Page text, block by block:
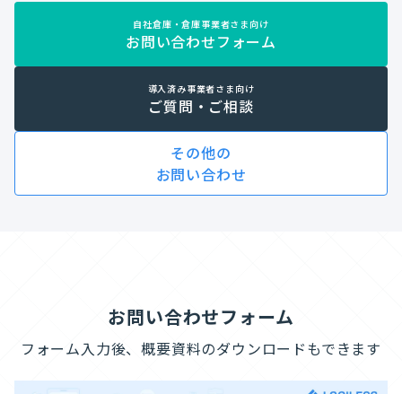
自社倉庫・倉庫事業者さま向け
お問い合わせフォーム
導入済み事業者さま向け
ご質問・ご相談
その他の
お問い合わせ
お問い合わせフォーム
フォーム入力後、概要資料のダウンロードもできます